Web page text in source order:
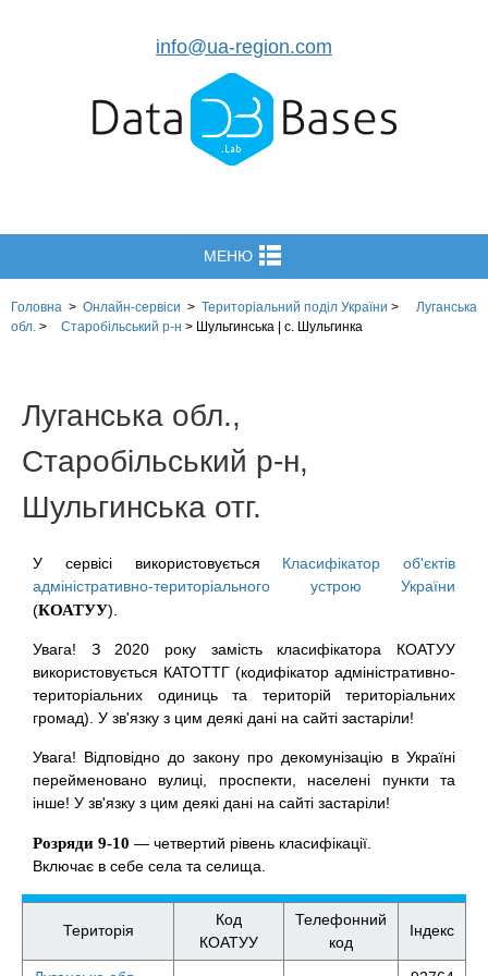
info@ua-region.com
МЕНЮ
Головна > Онлайн-сервіси > Територіальний поділ України >
Луганська
обл. > Старобільський р-н > Шульгинська | с. Шульгинка
Луганська обл.,
Старобільський р-н,
Шульгинська отг.
У сервісі використовується Класифікатор об'єктів
адміністративно-територіального устрою України
(КОАТУУ).
Увага! З 2020 року замість класифікатора КОАТУУ
використовується КАТОТТГ (кодифікатор адміністративно-
територіальних одиниць та територій територіальних
громад). У зв'язку з цим деякі дані на сайті застаріли!
Увага! Відповідно до закону про декомунізацію в Україні
перейменовано вулиці, проспекти, населені пункти та
інше! У зв'язку з цим деякі дані на сайті застаріли!
Розряди 9-10 — четвертий рівень класифікації.
Включає в себе села та селища.
Територія
Код
КОАТУУ
Телефонний
код
Індекс